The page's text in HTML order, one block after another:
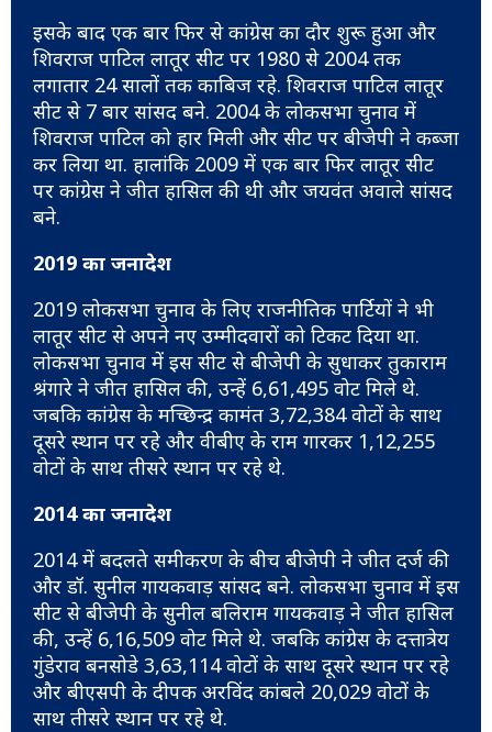
इसके बाद एक बार फिर से कांग्रेस का दौर शुरू हुआ और
शिवराज पाटिल लातूर सीट पर 1980 से 2004 तक
लगातार 24 सालों तक काबिज रहे. शिवराज पाटिल लातूर
सीट से 7 बार सांसद बने. 2004 के लोकसभा चुनाव में
शिवराज पाटिल को हार मिली और सीट पर बीजेपी ने कब्जा
कर लिया था. हालांकि 2009 में एक बार फिर लातूर सीट
पर कांग्रेस ने जीत हासिल की थी और जयवंत अवाले सांसद
बने.
2019 का जनादेश
2019 लोकसभा चुनाव के लिए राजनीतिक पार्टियों ने भी
लातूर सीट से अपने नए उम्मीदवारों को टिकट दिया था.
लोकसभा चुनाव में इस सीट से बीजेपी के सुधाकर तुकाराम
श्रंगारे ने जीत हासिल की, उन्हें 6,61,495 वोट मिले थे.
जबकि कांग्रेस के मच्छिन्द्र कामंत 3,72,384 वोटों के साथ
दूसरे स्थान पर रहे और वीबीए के राम गारकर 1,12,255
वोटों के साथ तीसरे स्थान पर रहे थे.
2014 का जनादेश
2014 में बदलते समीकरण के बीच बीजेपी ने जीत दर्ज की
और डॉ. सुनील गायकवाड़ सांसद बने. लोकसभा चुनाव में इस
सीट से बीजेपी के सुनील बलिराम गायकवाड़ ने जीत हासिल
की, उन्हें 6,16,509 वोट मिले थे. जबकि कांग्रेस के दत्तात्रेय
गुंडेराव बनसोडे 3,63,114 वोटों के साथ दूसरे स्थान पर रहे
और बीएसपी के दीपक अरविंद कांबले 20,029 वोटों के
साथ तीसरे स्थान पर रहे थे.